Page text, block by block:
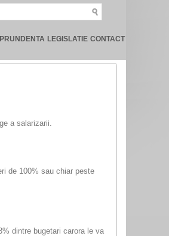
LEGISLATIE CONTACT
a salarizarii.
de 100% sau chiar peste
dintre bugetari carora le va